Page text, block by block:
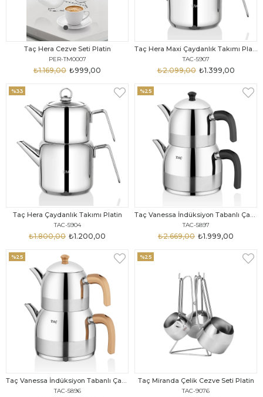
Taç Hera Cezve Seti Platin
PER-TM0007
₺999,00
₺1.169,00
Taç Hera Maxi Çaydanlık Takımı Platin
TAC-5907
₺1.399,00
₺2.099,00
Taç Hera Çaydanlık Takımı Platin
TAC-5904
₺1.200,00
₺1.800,00
%33
Taç Vanessa İndüksiyon Tabanlı Çaydanlık Takımı Siyah
TAC-5897
₺1.999,00
₺2.669,00
%25
Taç Vanessa İndüksiyon Tabanlı Çaydanlık Takımı Rose Gold
TAC-5896
%25
Taç Miranda Çelik Cezve Seti Platin
TAC-9076
%25